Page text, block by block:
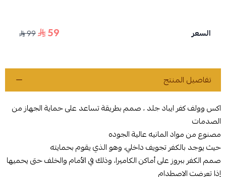
السعر 59
99
تفاصيل المنتج
اكس وولف كفر ايباد جلد ، صمم بطريقة تساعد على حماية الجهاز من
الصدمات
مصنوع من مواد المانيه عالية الجوده
حيث يوجد بالكفر تجويف داخلي، وهو الذي يقوم بحمايته
صمم الكفر ببروز على أماكن الكاميرا، وذلك في الأمام والخلف حتى يحميها
إذا تعرضت الاصطدام